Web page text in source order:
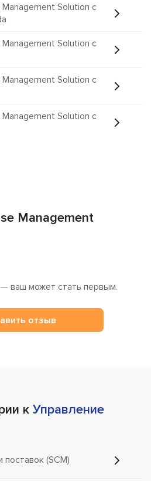
Solution с
Solution с
Solution с
Solution с
Management
ваш может стать первым.
отзыв
к Управление
(SCM)